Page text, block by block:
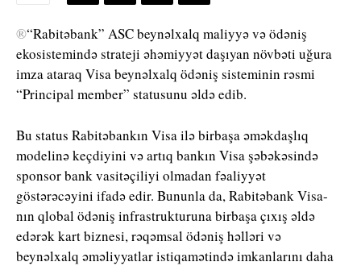
®“Rabitəbank” ASC beynəlxalq maliyyə və ödəniş
ekosistemində strateji əhəmiyyət daşıyan növbəti uğura
imza ataraq Visa beynəlxalq ödəniş sisteminin rəsmi
“Principal member” statusunu əldə edib.
Bu status Rabitəbankın Visa ilə birbaşa əməkdaşlıq
modelinə keçdiyini və artıq bankın Visa şəbəkəsində
sponsor bank vasitəçiliyi olmadan fəaliyyət
göstərəcəyini ifadə edir. Bununla da, Rabitəbank Visa-
nın qlobal ödəniş infrastrukturuna birbaşa çıxış əldə
edərək kart biznesi, rəqəmsal ödəniş həlləri və
beynəlxalq əməliyyatlar istiqamətində imkanlarını daha